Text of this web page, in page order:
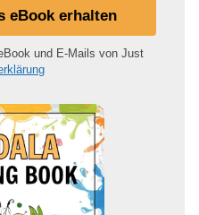
eBook erhalten
und E-Mails von Just